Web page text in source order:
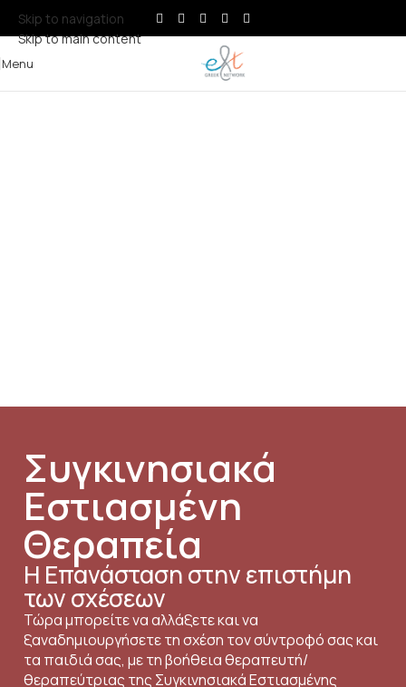
Skip to navigation
Skip to main content
Menu
Συγκινησιακά
Εστιασμένη
Θεραπεία
Η Επανάσταση στην επιστήμη
των σχέσεων
Τώρα μπορείτε να αλλάξετε και να
ξαναδημιουργήσετε τη σχέση τον σύντροφό σας και
τα παιδιά σας, με τη βοήθεια θεραπευτή/
θεραπεύτριας της Συγκινησιακά Εστιασμένης